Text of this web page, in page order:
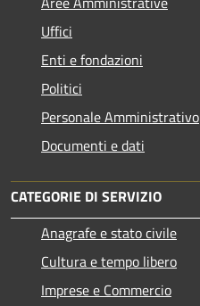
Uffici
Enti e fondazioni
Politici
Personale Amministrativo
Documenti e dati
CATEGORIE DI SERVIZIO
Anagrafe e stato civile
Cultura e tempo libero
Imprese e Commercio